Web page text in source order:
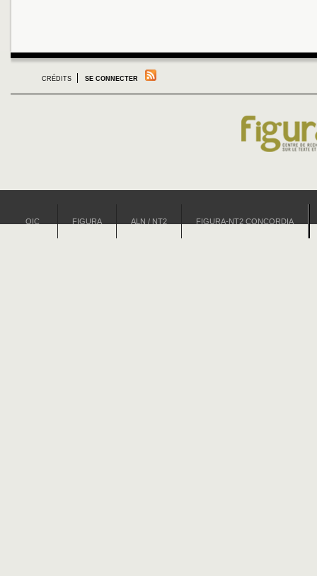
CRÉDITS SE CONNECTER
OIC FIGURA ALN / NT2 FIGURA-NT2 CONCORDIA